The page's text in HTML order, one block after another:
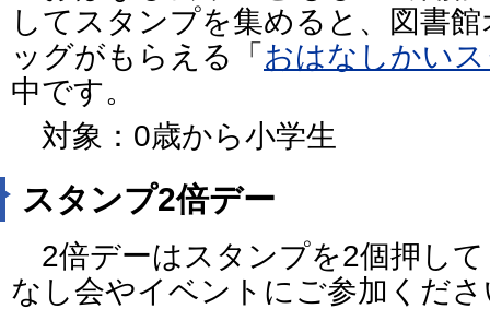
してスタンプを集めると、図書
ッグがもらえる「 おはなしかい
中です。
対象：0歳から小学生
スタンプ2倍デー
2倍デーはスタンプを2個押し
なし会やイベントにご参加くださ